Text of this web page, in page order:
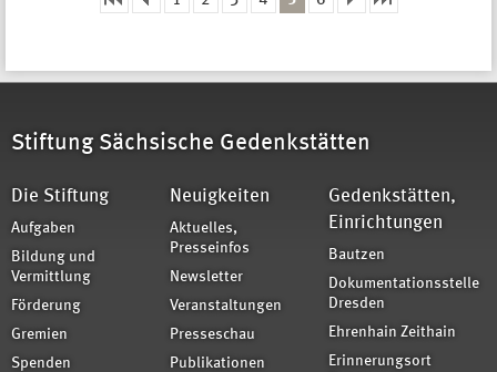
Stiftung Sächsische Gedenkstätten
Die Stiftung
Aufgaben
Bildung und
Vermittlung
Förderung
Gremien
Spenden
Neuigkeiten
Aktuelles,
Presseinfos
Newsletter
Veranstaltungen
Presseschau
Publikationen
Gedenkstätten,
Einrichtungen
Bautzen
Dokumentationsstelle
Dresden
Ehrenhain Zeithain
Erinnerungsort